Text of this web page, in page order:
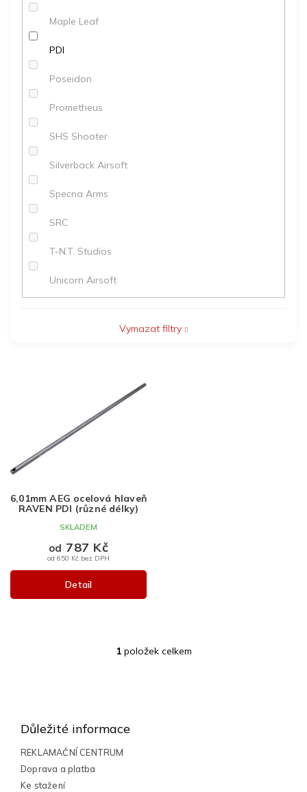
Maple Leaf
PDI
Poseidon
Prometheus
SHS Shooter
Silverback Airsoft
Specna Arms
SRC
T-N.T. Studios
Unicorn Airsoft
Vymazat filtry
o
u
6,01mm AEG ocelová hlaveň
RAVEN PDI (různé délky)
SKLADEM
od 650 Kč bez DPH
od 787 Kč
Detail
O
1položek celkem
Důležité informace
REKLAMAČNÍ CENTRUM
Doprava a platba
Ke stažení